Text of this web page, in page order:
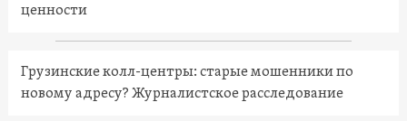
ценности
Грузинские колл-центры: старые мошенники по
новому адресу? Журналистское расследование